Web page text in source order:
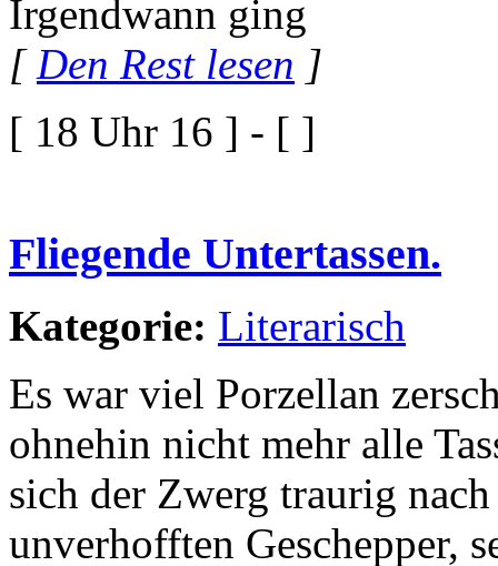
Irgendwann ging
[Den Rest lesen ]
[ 18 Uhr 16 ] - [ ]
Fliegende Untertassen.
Kategorie: Literarisch
Es war viel Porzellan
ohnehin nicht mehr alle
sich der Zwerg traurig
unverhofften Geschepper,